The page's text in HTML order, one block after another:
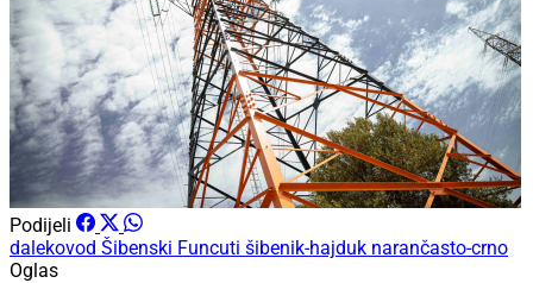
Podijeli
dalekovod Šibenski Funcuti šibenik-hajduk narančasto-crno
Oglas